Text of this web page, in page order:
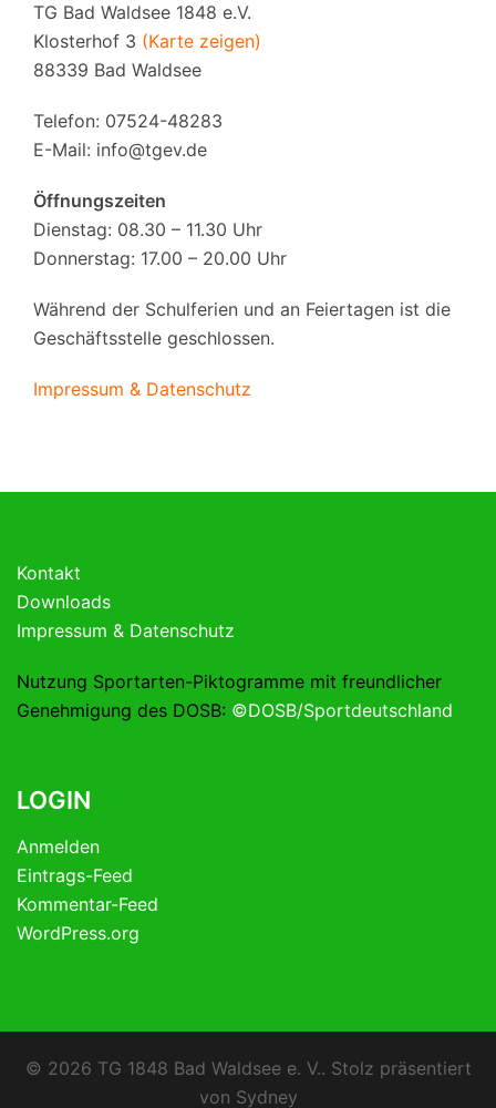
TG Bad Waldsee 1848 e.V.
Klosterhof 3 (Karte zeigen)
88339 Bad Waldsee
Telefon: 07524-48283
E-Mail: info@tgev.de
Öffnungszeiten
Dienstag: 08.30 – 11.30 Uhr
Donnerstag: 17.00 – 20.00 Uhr
Während der Schulferien und an Feiertagen ist die
Geschäftsstelle geschlossen.
Impressum & Datenschutz
Kontakt
Downloads
Impressum & Datenschutz
Nutzung Sportarten-Piktogramme mit freundlicher
Genehmigung des DOSB: ©DOSB/Sportdeutschland
LOGIN
Anmelden
Eintrags-Feed
Kommentar-Feed
WordPress.org
© 2026 TG 1848 Bad Waldsee e. V.. Stolz präsentiert
von Sydney